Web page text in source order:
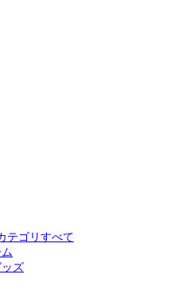
テゴリすべて
ズ